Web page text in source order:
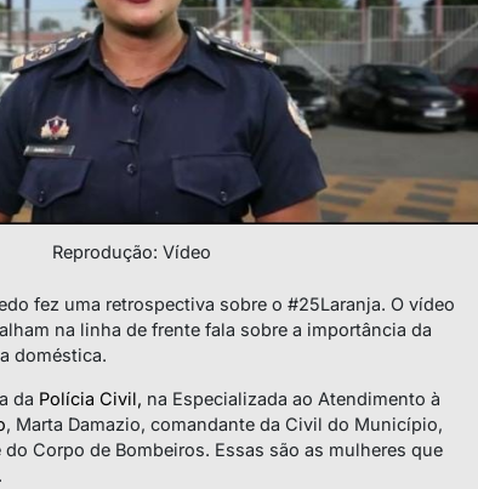
Reprodução: Vídeo
fez uma retrospectiva sobre o #25Laranja. O vídeo
na linha de frente fala sobre a importância da
doméstica.
da Polícia Civil, na Especializada ao Atendimento à
, Marta Damazio, comandante da Civil do Município,
Corpo de Bombeiros. Essas são as mulheres que